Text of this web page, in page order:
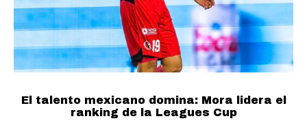
El talento mexicano domina: Mora lidera el
ranking de la Leagues Cup